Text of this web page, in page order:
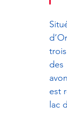
des
est
lac